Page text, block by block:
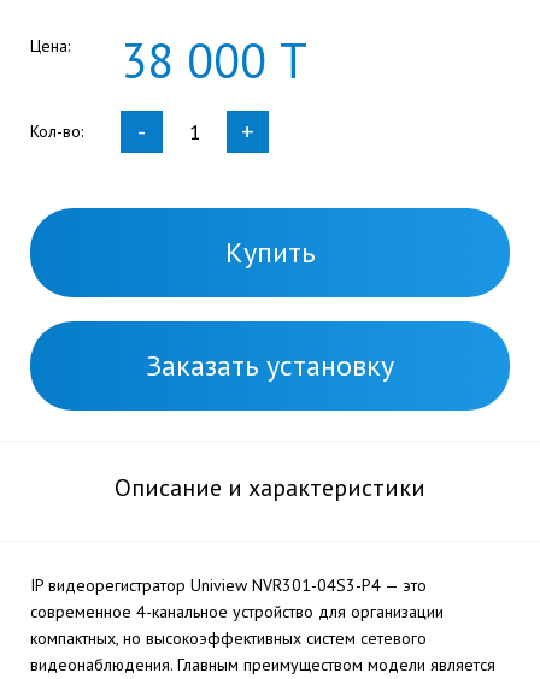
Цена: 38 000 Т
Кол-во: - +
Купить
Заказать установку
Описание и характеристики
IP видеорегистратор Uniview NVR301-04S3-P4 — это
современное 4-канальное устройство для организации
компактных, но высокоэффективных систем сетевого
видеонаблюдения. Главным преимуществом модели является